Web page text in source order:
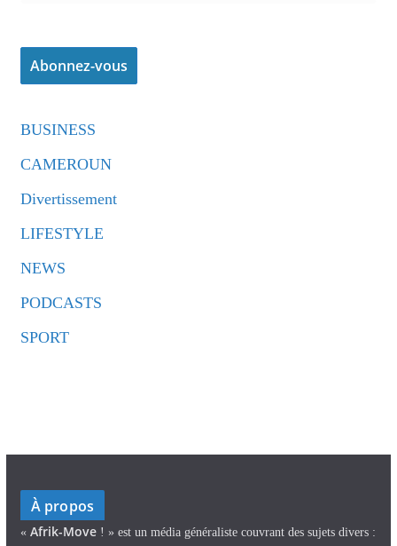
BUSINESS
CAMEROUN
Divertissement
LIFESTYLE
NEWS
PODCASTS
SPORT
À propos
« Afrik-Move ! » est un média généraliste couvrant des sujets divers :